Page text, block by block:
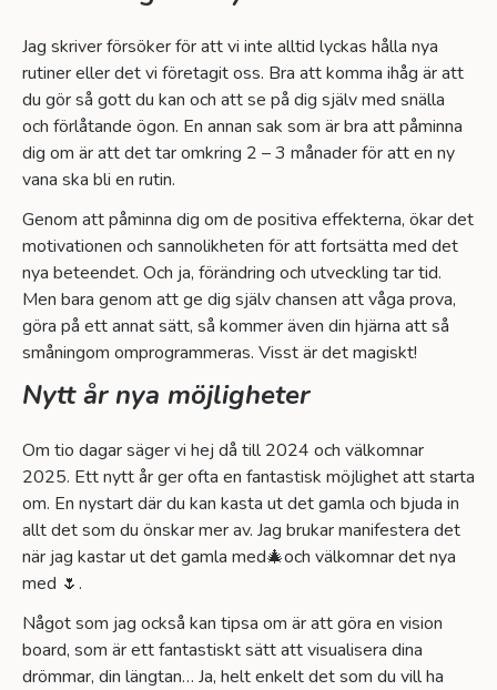
Jag skriver försöker för att vi inte alltid lyckas hålla nya
rutiner eller det vi företagit oss. Bra att komma ihåg är att
du gör så gott du kan och att se på dig själv med snälla
och förlåtande ögon. En annan sak som är bra att påminna
dig om är att det tar omkring 2 – 3 månader för att en ny
vana ska bli en rutin.
Genom att påminna dig om de positiva effekterna, ökar det
motivationen och sannolikheten för att fortsätta med det
nya beteendet. Och ja, förändring och utveckling tar tid.
Men bara genom att ge dig själv chansen att våga prova,
göra på ett annat sätt, så kommer även din hjärna att så
småningom omprogrammeras. Visst är det magiskt!
Nytt år nya möjligheter
Om tio dagar säger vi hej då till 2024 och välkomnar
2025. Ett nytt år ger ofta en fantastisk möjlighet att starta
om. En nystart där du kan kasta ut det gamla och bjuda in
allt det som du önskar mer av. Jag brukar manifestera det
när jag kastar ut det gamla med🎄och välkomnar det nya
med 🌷.
Något som jag också kan tipsa om är att göra en vision
board, som är ett fantastiskt sätt att visualisera dina
drömmar, din längtan… Ja, helt enkelt det som du vill ha